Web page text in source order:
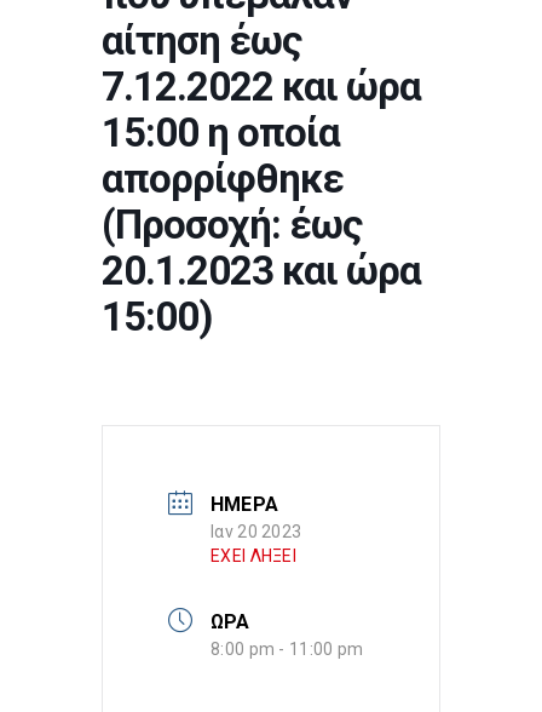
αίτηση έως
7.12.2022 και ώρα
15:00 η οποία
απορρίφθηκε
(Προσοχή: έως
20.1.2023 και ώρα
15:00)
ΗΜΕΡΑ
Ιαν 20 2023
ΕΧΕΙ ΛΗΞΕΙ
ΩΡΑ
8:00 pm - 11:00 pm